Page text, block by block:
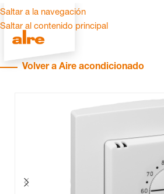
Saltar a la navegación
Saltar al contenido principal
Volver a Aire acondicionado